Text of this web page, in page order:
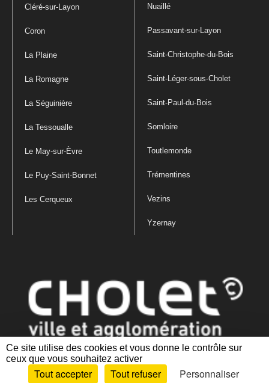
Ce site utilise des cookies et vous donne le contrôle sur
ceux que vous souhaitez activer
Tout accepter Tout refuser Personnaliser
Cléré-sur-Layon
Coron
La Plaine
La Romagne
La Séguinière
La Tessoualle
Le May-sur-Èvre
Le Puy-Saint-Bonnet
Les Cerqueux
Nuaillé
Passavant-sur-Layon
Saint-Christophe-du-Bois
Saint-Léger-sous-Cholet
Saint-Paul-du-Bois
Somloire
Toutlemonde
Trémentines
Vezins
Yzernay
Mentions légales|Politique de confidentialité
des cookies |Plan du site Accessibilité : partiellement conforme